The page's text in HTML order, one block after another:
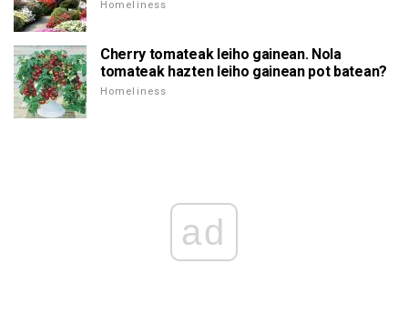
Homeliness
Cherry tomateak leiho gainean. Nola
tomateak hazten leiho gainean pot batean?
Homeliness
ad